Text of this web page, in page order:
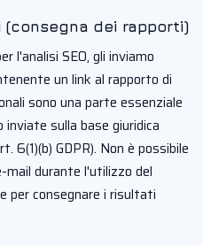
(consegna dei rapporti)
l'analisi SEO, gli inviamo
un link al rapporto di
sono una parte essenziale
sulla base giuridica
GDPR). Non è possibile
mail durante l'utilizzo del
per consegnare i risultati